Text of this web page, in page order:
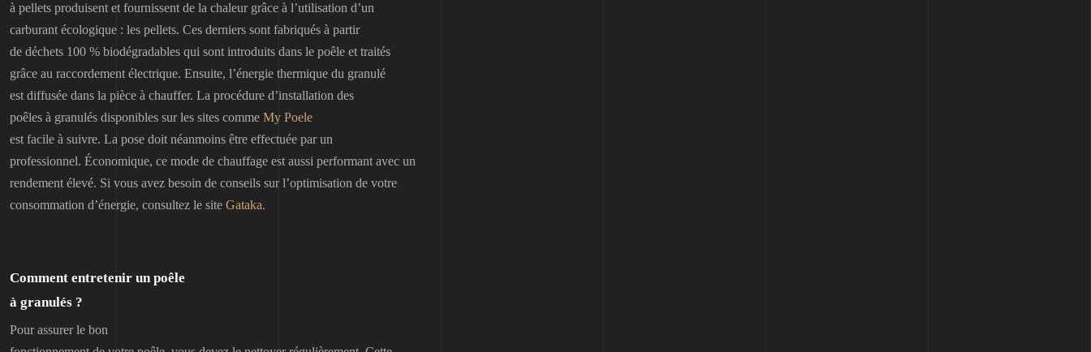
à pellets produisent et fournissent de la chaleur grâce à l’utilisation d’un
carburant écologique : les pellets. Ces derniers sont fabriqués à partir
de déchets 100 % biodégradables qui sont introduits dans le poêle et traités
grâce au raccordement électrique. Ensuite, l’énergie thermique du granulé
est diffusée dans la pièce à chauffer. La procédure d’installation des
poêles à granulés disponibles sur les sites comme My Poele
est facile à suivre. La pose doit néanmoins être effectuée par un
professionnel. Économique, ce mode de chauffage est aussi performant avec un
rendement élevé. Si vous avez besoin de conseils sur l’optimisation de votre
consommation d’énergie, consultez le site Gataka.
Comment entretenir un poêle
à granulés ?
Pour assurer le bon